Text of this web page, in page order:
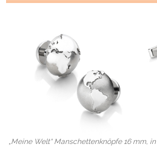
„Meine Welt“ Manschettenknöpfe 16 mm,